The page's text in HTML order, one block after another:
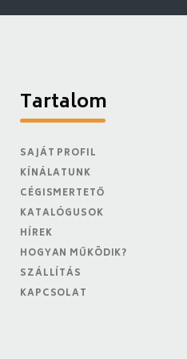
Tartalom
SAJÁT PROFIL
KÍNÁLATUNK
CÉGISMERTETŐ
KATALÓGUSOK
HÍREK
HOGYAN MŰKÖDIK?
SZÁLLÍTÁS
KAPCSOLAT